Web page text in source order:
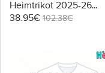
Heimtrikot 2025-26
Langarm
38.95€ 102.38€